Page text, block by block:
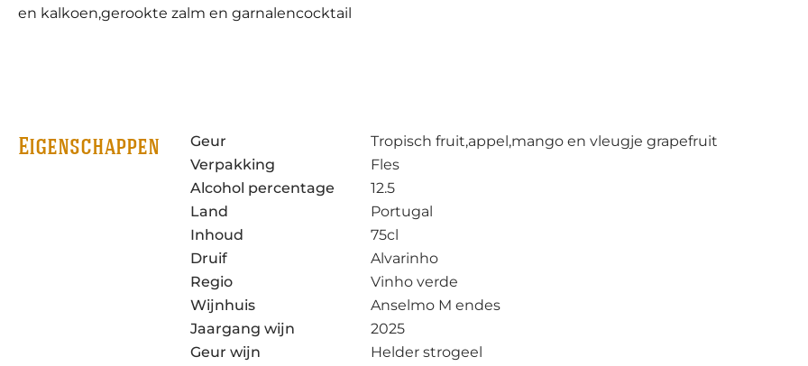
en kalkoen,gerookte zalm en garnalencocktail
Eigenschappen Geur
Tropisch fruit,appel,mango en vleugje grapefruit
Verpakking
Fles
Alcohol percentage
12.5
Land
Portugal
Inhoud
75cl
Druif
Alvarinho
Regio
Vinho verde
Wijnhuis
Anselmo M endes
Jaargang wijn
2025
Geur wijn
Helder strogeel